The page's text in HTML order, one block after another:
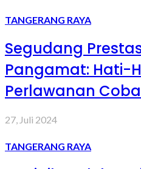
TANGERANG RAYA
Segudang
Pangamat: Hati-
Perlawanan
27, Juli 2024
TANGERANG RAYA